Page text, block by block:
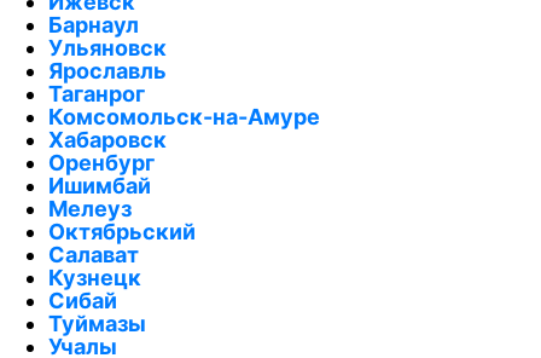
Барнаул
Ульяновск
Ярославль
Таганрог
Комсомольск-на-Амуре
Хабаровск
Оренбург
Ишимбай
Мелеуз
Октябрьский
Салават
Кузнецк
Сибай
Туймазы
Учалы